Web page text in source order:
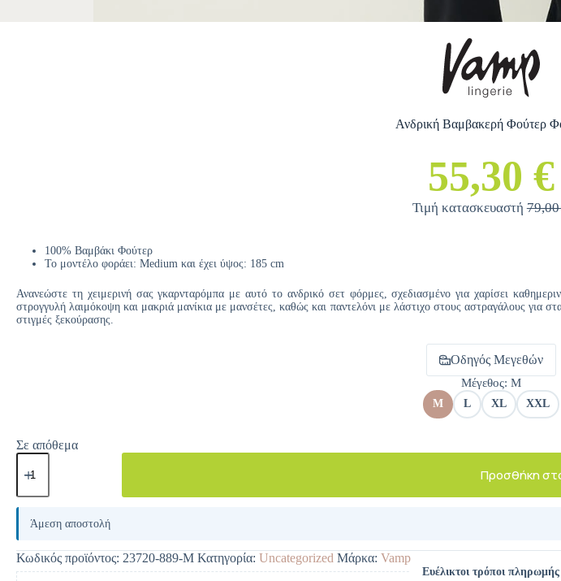
Ανδρική Βαμβακερή Φούτερ
55,30 €
Τιμή κατασκευαστή
100% Βαμβάκι Φούτερ
Το μοντέλο φοράει: Medium και έχει ύψος: 185 cm
Ανανεώστε τη χειμερινή σας γκαρνταρόμπα με αυτό το ανδρικό σετ φόρμες, σχεδιασμένο για χαρίσει
στρογγυλή λαιμόκοψη και μακριά μανίκια με μανσέτες, καθώς και παντελόνι με λάστιχο στους αστραγάλους για
στιγμές ξεκούρασης.
Οδηγός Μεγεθών
Μέγεθος: M
M L XL XXL
Σε απόθεμα
Προσθήκη
A
e
r
n
Άμεση αποστολή
Κωδικός προϊόντος: 23720-889-M Κατηγορία: Uncategorized Μάρκα: Vamp
Ευέλικτοι τρόποι πληρωμής